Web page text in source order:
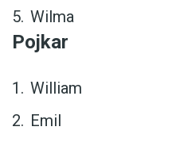
Wilma
Pojkar
William
Emil